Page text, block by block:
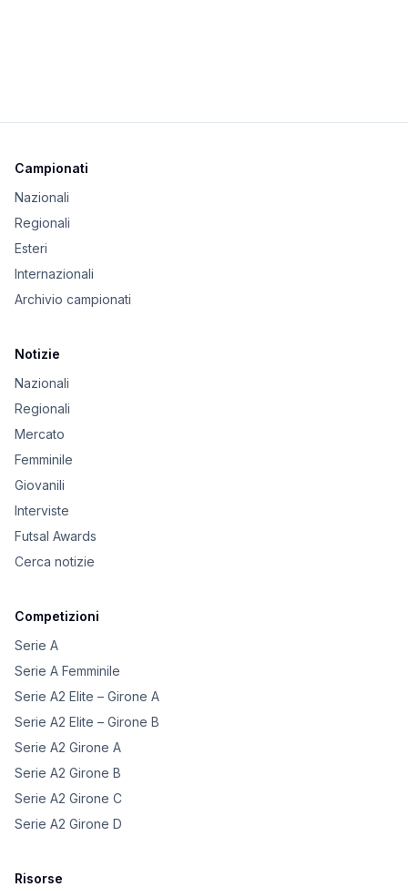
Campionati
Nazionali
Regionali
Esteri
Internazionali
Archivio campionati
Notizie
Nazionali
Regionali
Mercato
Femminile
Giovanili
Interviste
Futsal Awards
Cerca notizie
Competizioni
Serie A
Serie A Femminile
Serie A2 Elite – Girone A
Serie A2 Elite – Girone B
Serie A2 Girone A
Serie A2 Girone B
Serie A2 Girone C
Serie A2 Girone D
Risorse